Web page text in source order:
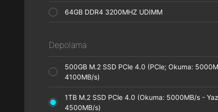
64GB DDR4 3200MHZ UDIMM
Depolama
500GB M.2 SSD PCle 4.0 (PCle; Okuma:
4100MB/s)
1TB M.2 SSD PCle 4.0 (Okuma: 5000MB/s -
4500MB/s)